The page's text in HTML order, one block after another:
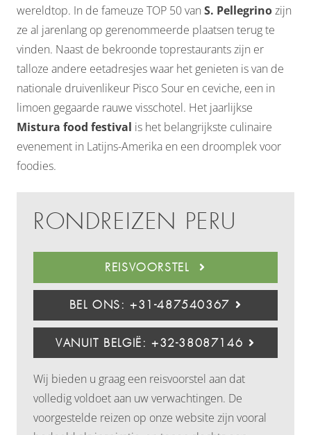
wereldtop. In de fameuze TOP 50 van S. Pellegrinozijn
ze al jarenlang op gerenommeerde plaatsen terug te
vinden. Naast de bekroonde toprestaurants zijn er
talloze andere eetadresjes waar het genieten is van de
nationale druivenlikeur Pisco Sour en ceviche, een in
limoen gegaarde rauwe visschotel. Het jaarlijkse
Mistura food festival is het belangrijkste culinaire
evenement in Latijns-Amerika en een droomplek voor
foodies.
RONDREIZEN PERU
REISVOORSTEL
BEL ONS: +31-487540367
VANUIT BELGIË: +32-38087146
Wij bieden u graag een reisvoorstel aan dat
volledig voldoet aan uw verwachtingen. De
voorgestelde reizen op onze website zijn vooral